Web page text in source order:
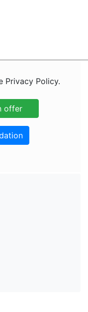
Privacy Policy.